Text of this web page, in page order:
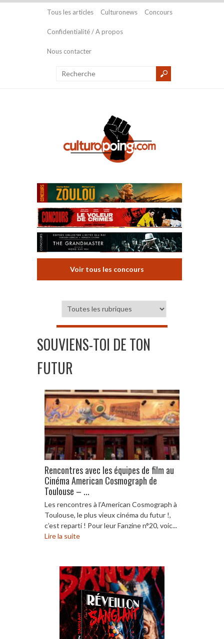
Tous les articles Culturonews Concours
Confidentialité / A propos
Nous contacter
Voir tous les concours
SOUVIENS-TOI DE TON
FUTUR
Rencontres avec les équipes de film au
Cinéma American Cosmograph de
Toulouse – ...
Les rencontres à l’American Cosmograph à
Toulouse, le plus vieux cinéma du futur !,
c’est reparti ! Pour leur Fanzine n°20, voic...
Lire la suite